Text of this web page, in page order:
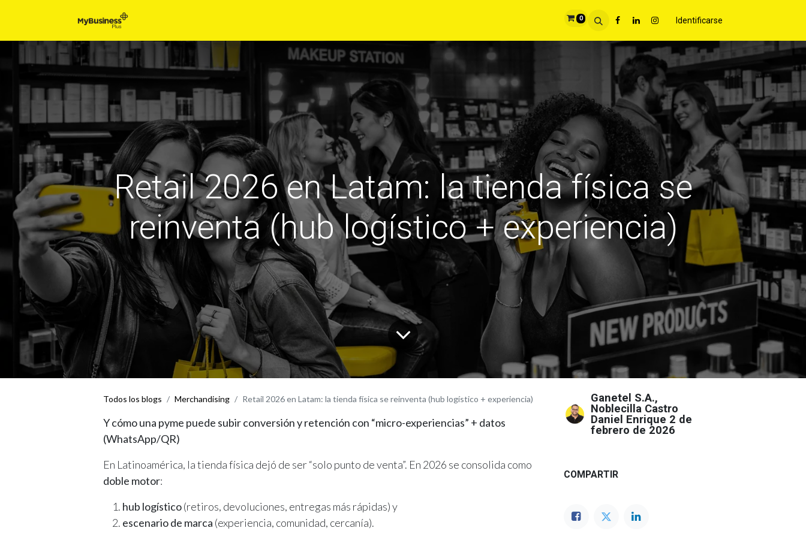
0 Identificarse
Retail 2026 en Latam: la tienda física se
reinventa (hub logístico + experiencia)
Todos los blogs Merchandising Retail 2026 en Latam: la tienda física se reinventa (hub logístico + experiencia)
Y cómo una pyme puede subir conversión y retención con “micro-experiencias” + datos
(WhatsApp/QR)
En Latinoamérica, la tienda física dejó de ser “solo punto de venta”. En 2026 se consolida como
doble motor:
hub logístico(retiros, devoluciones, entregas más rápidas) y
escenario de marca (experiencia, comunidad, cercanía).
Ganetel S.A.,
Noblecilla Castro
Daniel Enrique 2 de
febrero de 2026
COMPARTIR